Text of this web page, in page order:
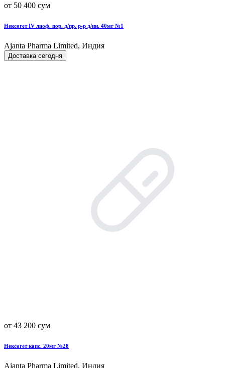
от 50 400 сум
Нексогет IV лиоф. пор. д/пр. р-р д/ин. 40мг №1
Ajanta Pharma Limited, Индия
Доставка сегодня
от 43 200 сум
Нексогет капс. 20мг №28
Ajanta Pharma Limited, Индия